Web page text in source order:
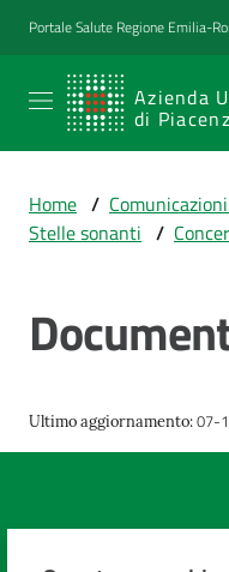
Vai al contenuto
Vai alla navigazione
Vai al footer
Portale Salute Regione Emilia-
Azienda
di
SERVIZIO
SANITARIO
Emilia-
Romagna
di Piacenza
Prestazioni
e
Home /
Stelle sonanti /
Ultimo aggiornamento:07-